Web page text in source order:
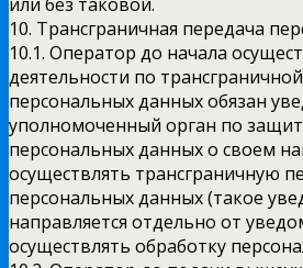
10. Трансграничная передача
10.1. Оператор до начала
деятельности по
персональных данных обязан
уполномоченный орган по
персональных данных о своем
осуществлять трансграничную
персональных данных (такое
направляется отдельно от
осуществлять обработку